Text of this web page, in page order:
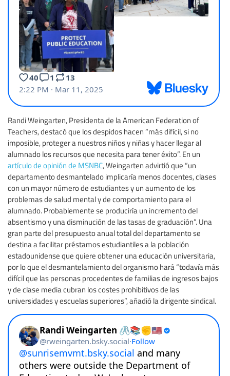
Randi Weingarten, Presidenta de la American Federation of
Teachers, destacó que los despidos hacen “más difícil, si no
imposible, proteger a nuestros niños y niñas y hacer llegar al
alumnado los recursos que necesita para tener éxito”. En un
artículo de opinión de MSNBC, Weingarten advirtió que “un
departamento desmantelado implicaría menos docentes, clases
con un mayor número de estudiantes y un aumento de los
problemas de salud mental y de comportamiento para el
alumnado. Probablemente se produciría un incremento del
absentismo y una disminución de las tasas de graduación”. Una
gran parte del presupuesto anual total del departamento se
destina a facilitar préstamos estudiantiles a la población
estadounidense que quiere obtener una educación universitaria,
por lo que el desmantelamiento del organismo hará “todavía más
difícil que las personas procedentes de familias de ingresos bajos
y de clase media cubran los costes prohibitivos de las
universidades y escuelas superiores”, añadió la dirigente sindical.